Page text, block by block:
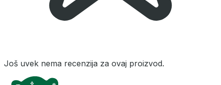
Još uvek nema recenzija za ovaj proizvod.